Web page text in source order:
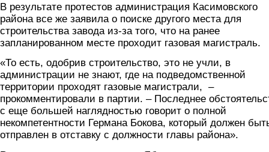
В результате протестов администрация Касимовского
района все же заявила о поиске другого места для
строительства завода из-за того, что на ранее
запланированном месте проходит газовая магистраль.
«То есть, одобрив строительство, это не учли, в
администрации не знают, где на подведомственной
территории проходят газовые магистрали, –
прокомментировали в партии. – Последнее
с еще большей наглядностью говорит о полной
некомпетентности Германа Бокова, который должен
отправлен в отставку с должности главы района».